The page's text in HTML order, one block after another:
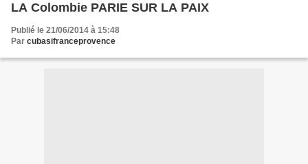
LA Colombie PARIE SUR LA PAIX
Publié le 21/06/2014 à 15:48
Par cubasifranceprovence